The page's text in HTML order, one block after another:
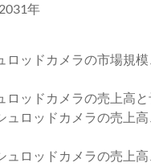
年
ロッドカメラの市場規模
ロッドカメラの売上高
ロッドカメラの売上高
ロッドカメラの売上高